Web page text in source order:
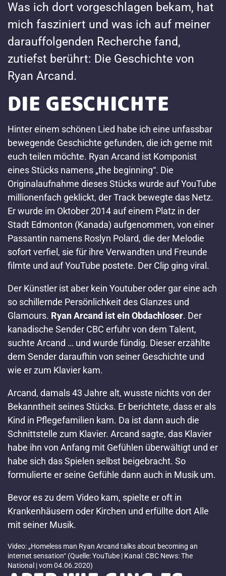
Was ich dort vorgeschlagen bekam, hat
mich fasziniert und was ich auf meiner
darauffolgenden Recherche fand,
zutiefst berührt: Die Geschichte von
Ryan Arcand.
DIE GESCHICHTE
Hinter einem schönen Lied habe ich eine unfassbar
bewegende Geschichte gefunden, die ich gerne mit
euch teilen möchte. Ryan Arcand ist Komponist
eines Stücks namens „the beginning“. Die
Originalaufnahme dieses Stücks wurde auf YouTube
millionenfach geklickt, der Track bewegte das Netz.
Er wurde im Oktober 2014 auf einem Platz in der
Stadt Edmonton (Kanada) aufgenommen, von einer
Passantin namens Roslyn Polard, die der Melodie
sofort verfiel, sie für ihre Verwandten und Freunde
filmte und auf YouTube postete. Der Clip ging viral.
Der Künstler ist aber kein Youtuber oder gar eine ach
so schillernde Persönlichkeit des Glanzes und
Glamours. Ryan Arcand ist ein Obdachloser. Der
kanadische Sender CBC erfuhr von dem Talent,
suchte Arcand … und wurde fündig. Dieser erzählte
dem Sender daraufhin von seiner Geschichte und
wie er zum Klavier kam.
Arcand, damals 43 Jahre alt, wusste nichts von der
Bekanntheit seines Stücks. Er berichtete, dass er als
Kind in Pflegefamilien kam. Da ist dann auch die
Schnittstelle zum Klavier. Arcand sagte, das Klavier
habe ihn von Anfang mit Gefühlen überwältigt und er
habe sich das Spielen selbst beigebracht. So
formulierte er seine Gefühle dann auch in Musik um.
Bevor es zu dem Video kam, spielte er oft in
Krankenhäusern oder Kirchen und erfüllte dort Alle
mit seiner Musik.
Video: „Homeless man Ryan Arcand talks about becoming an
internet sensation“ (Quelle: YouTube | Kanal: CBC News: The
National | vom 04.06.2020)